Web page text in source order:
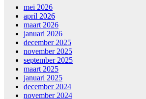
mei 2026
april 2026
maart 2026
januari 2026
december 2025
november 2025
september 2025
maart 2025
januari 2025
december 2024
november 2024